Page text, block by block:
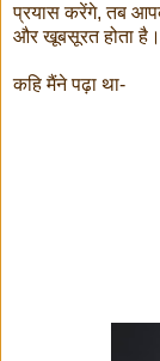
प्रयास करेंगे, तब
और खूबसूरत होता है।
कहि मैंने पढ़ा था-